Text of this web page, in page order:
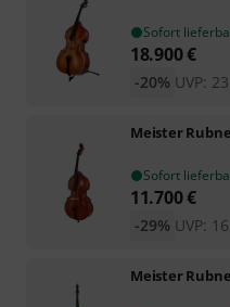
Sofort
18.900€
UVP:
-20%
Meister
Sofort
11.700€
UVP:
-29%
Meister